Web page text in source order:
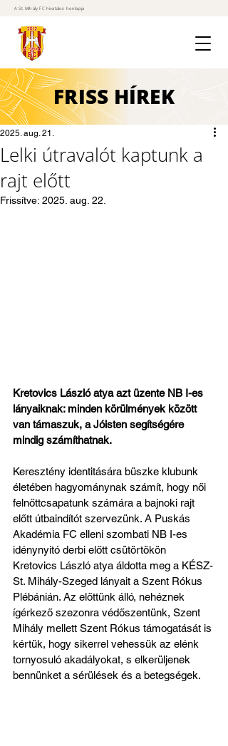
A St. Mihály FC hivatalos honlapja
FRISS HÍREK
Lelki útravalót kaptunk a
rajt előtt
2025. aug. 21.
Frissítve: 2025. aug. 22.
Kretovics László atya azt üzente NB I-es
lányaiknak: minden körülmények között
van támaszuk, a Jóisten segítségére
mindig számíthatnak.
Keresztény identitására büszke klubunk
életében hagyománynak számít, hogy női
felnőttcsapatunk számára a bajnoki rajt
előtt útbaindítót szervezünk. A Puskás
Akadémia FC elleni szombati NB I-es
idénynyitó derbi előtt csütörtökön
Kretovics László atya áldotta meg a KÉSZ-
St. Mihály-Szeged lányait a Szent Rókus
Plébánián. Az előttünk álló, nehéznek
ígérkező szezonra védőszentünk, Szent
Mihály mellett Szent Rókus támogatását is
kértük, hogy sikerrel vehessük az elénk
tornyosuló akadályokat, s elkerüljenek
bennünket a sérülések és a betegségek.